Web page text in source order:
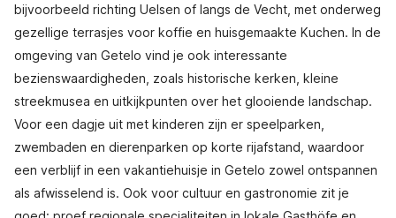
bijvoorbeeld richting Uelsen of langs de Vecht, met onderweg
gezellige terrasjes voor koffie en huisgemaakte Kuchen. In de
omgeving van Getelo vind je ook interessante
bezienswaardigheden, zoals historische kerken, kleine
streekmusea en uitkijkpunten over het glooiende landschap.
Voor een dagje uit met kinderen zijn er speelparken,
zwembaden en dierenparken op korte rijafstand, waardoor
een verblijf in een vakantiehuisje in Getelo zowel ontspannen
als afwisselend is. Ook voor cultuur en gastronomie zit je